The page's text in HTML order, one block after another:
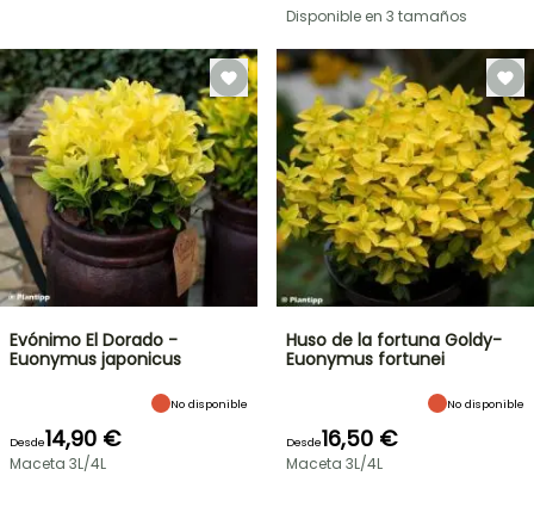
Disponible en 3 tamaños
Evónimo El Dorado -
Euonymus japonicus
No disponible
Desde14,90 €
Maceta 3L/4L
Huso de la fortuna Goldy-
Euonymus fortunei
No disponible
Desde16,50 €
Maceta 3L/4L